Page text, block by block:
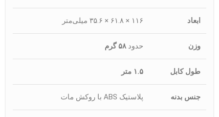
ابعاد ۱۱۶ × ۶۱.۸ × ۳۵.۶ میلی‌متر
وزن حدود۵۸ گرم
طول کابل ۱.۵ متر
جنس بدنه پلاستیک ABS با روکش مات